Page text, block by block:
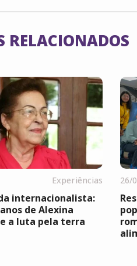
RELACIONADOS
Experiências
internacionalista:
de Alexina
a luta pela terra
26/